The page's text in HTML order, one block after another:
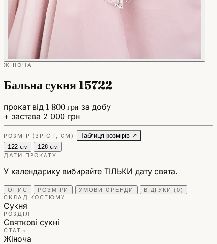
ЖІНОЧА
Бальна сукня 15722
прокат від 1 800 грн за добу
+ застава 2 000 грн
РОЗМІР (ЗРІСТ, СМ)
Таблиця розмірів ↗
122 см
128 см
ДАТИ ПРОКАТУ
У календарику вибирайте ТІЛЬКИ дату свята.
ОПИС РОЗМІРИ УМОВИ ОРЕНДИ ВІДГУКИ (0)
СКЛАД КОСТЮМУ
Сукня
РОЗДІЛ
Святкові сукні
СТАТЬ
Жіноча